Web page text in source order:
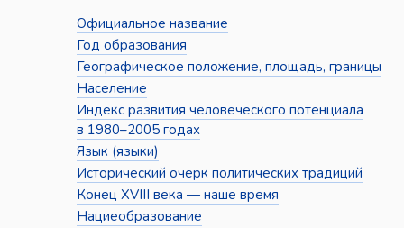
Официальное название
Год образования
Географическое положение, площадь, границы
Население
Индекс развития человеческого потенциала
в 1980–2005 годах
Язык (языки)
Исторический очерк политических традиций
Конец XVIII века — наше время
Нациеобразование